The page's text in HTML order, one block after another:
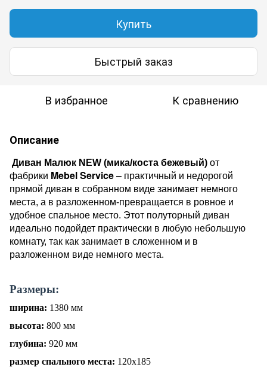
Купить
Быстрый заказ
В избранное К сравнению
Описание
Диван Малюк NEW (мика/коста бежевый) от
фабрики Mebel Service – практичный и недорогой
прямой диван в собранном виде занимает немного
места, а в разложенном-превращается в ровное и
удобное спальное место. Этот полуторный диван
идеально подойдет практически в любую небольшую
комнату, так как занимает в сложенном и в
разложенном виде немного места.
Размеры:
ширина: 1380 мм
высота: 800 мм
глубина: 920 мм
размер спального места: 120х185